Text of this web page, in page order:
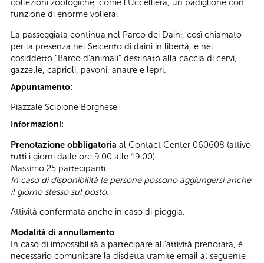
collezioni zoologiche, come l’Uccelliera, un padiglione con
funzione di enorme voliera.
La passeggiata continua nel Parco dei Daini, così chiamato
per la presenza nel Seicento di daini in libertà, e nel
cosiddetto “Barco d’animali” destinato alla caccia di cervi,
gazzelle, caprioli, pavoni, anatre e lepri.
Appuntamento:
Piazzale Scipione Borghese
Informazioni:
Prenotazione obbligatoria al Contact Center 060608 (attivo
tutti i giorni dalle ore 9.00 alle 19.00).
Massimo 25 partecipanti.
In caso di disponibilità le persone possono aggiungersi anche
il giorno stesso sul posto.
Attività confermata anche in caso di pioggia.
Modalità di annullamento
In caso di impossibilità a partecipare all’attività prenotata, è
necessario comunicare la disdetta tramite email al seguente